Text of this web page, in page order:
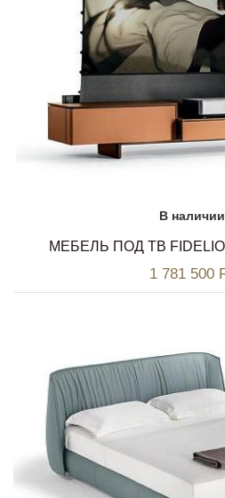
В наличии
МЕБЕЛЬ ПОД ТВ FIDELIO
1 781 500